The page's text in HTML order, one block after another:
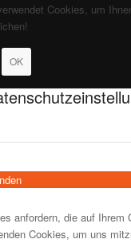
Cookies, um
OK
anfordern, die auf Ihrem
Cookies, um uns